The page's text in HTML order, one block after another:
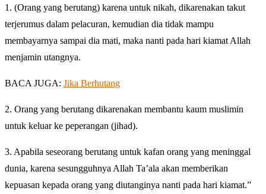
1. (Orang yang berutang) karena untuk nikah, dikarenakan takut
terjerumus dalam pelacuran, kemudian dia tidak mampu
membayarnya sampai dia mati, maka nanti pada hari kiamat Allah
menjamin utangnya.
BACA JUGA: Jika Berhutang
2. Orang yang berutang dikarenakan membantu kaum muslimin
untuk keluar ke peperangan (jihad).
3. Apabila seseorang berutang untuk kafan orang yang meninggal
dunia, karena sesungguhnya Allah Ta’ala akan memberikan
kepuasan kepada orang yang diutanginya nanti pada hari kiamat.”